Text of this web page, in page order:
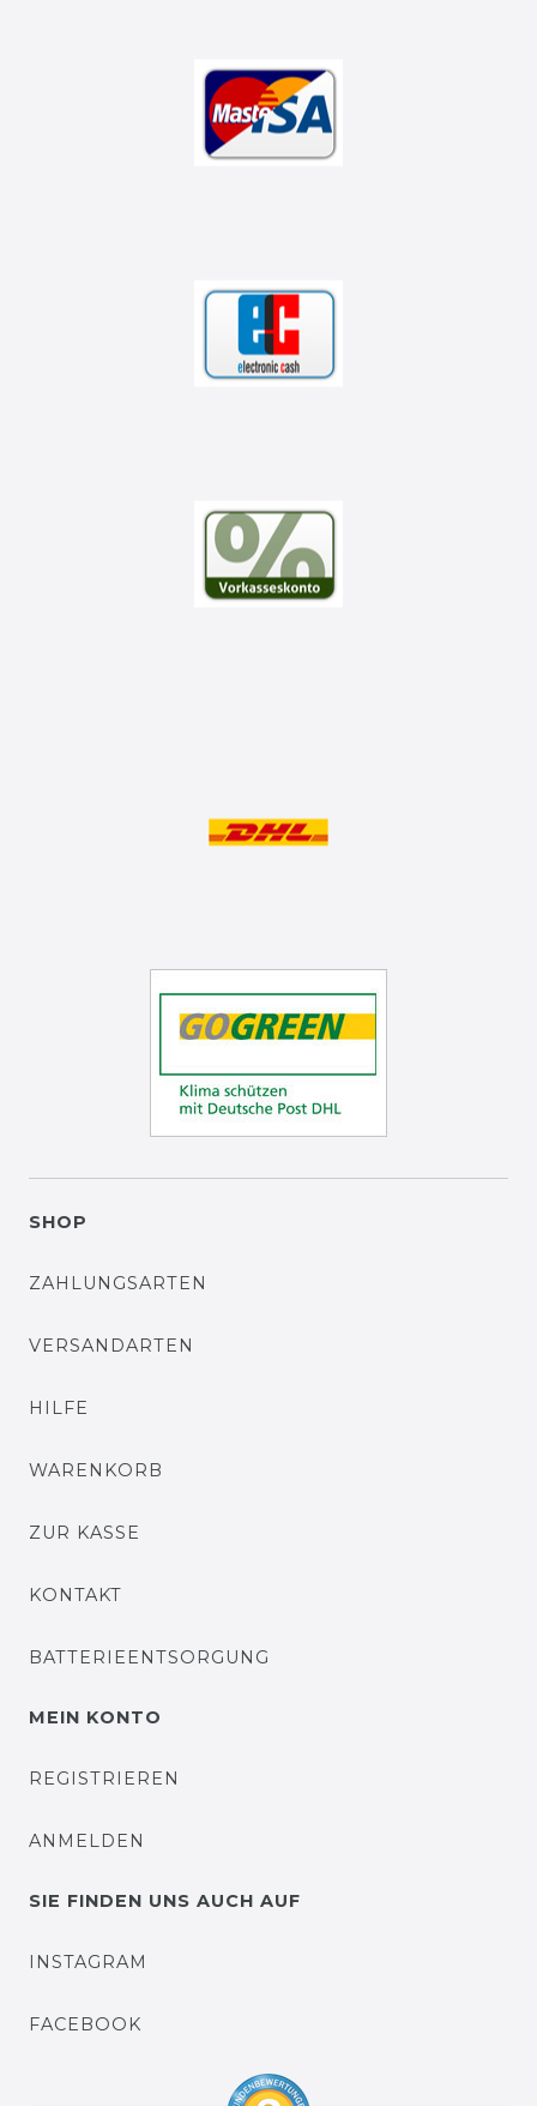
SHOP
ZAHLUNGSARTEN
VERSANDARTEN
HILFE
WARENKORB
ZUR KASSE
KONTAKT
BATTERIEENTSORGUNG
MEIN KONTO
REGISTRIEREN
ANMELDEN
SIE FINDEN UNS AUCH AUF
INSTAGRAM
FACEBOOK